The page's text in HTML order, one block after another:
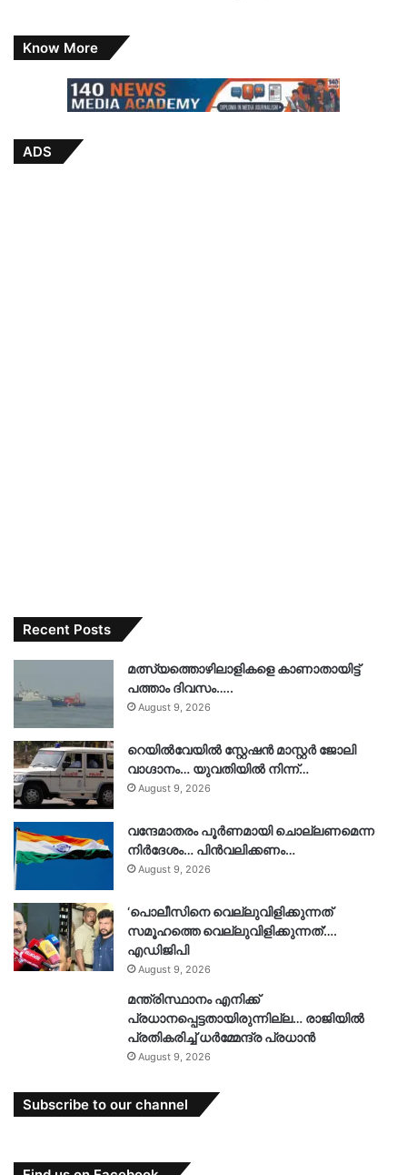
Know More
ADS
Recent Posts
മത്സ്യത്തൊഴിലാളികളെ കാണാതായിട്ട്
പത്താം ദിവസം…..
August 9, 2026
റെയിൽവേയിൽ സ്റ്റേഷൻ മാസ്റ്റർ ജോലി
വാഗ്ദാനം… യുവതിയിൽ നിന്ന്…
August 9, 2026
വന്ദേമാതരം പൂർണമായി ചൊല്ലണമെന്ന
നിർദേശം… പിൻവലിക്കണം…
August 9, 2026
‘പൊലീസിനെ വെല്ലുവിളിക്കുന്നത്
സമൂഹത്തെ വെല്ലുവിളിക്കുന്നത്’….
എഡിജിപി
August 9, 2026
മന്ത്രിസ്ഥാനം എനിക്ക്
പ്രധാനപ്പെട്ടതായിരുന്നില്ല… രാജിയിൽ
പ്രതികരിച്ച് ധർമ്മേന്ദ്ര പ്രധാൻ
August 9, 2026
Subscribe to our channel